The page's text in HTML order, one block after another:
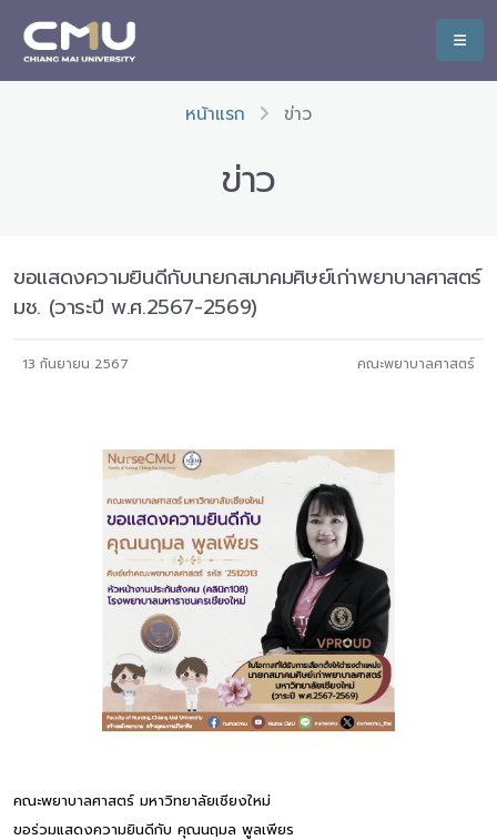
หน้าแรก ข่าว
ข่าว
ขอแสดงความยินดีกับนายกสมาคมศิษย์เก่าพยาบาลศาสตร์
มช. (วาระปี พ.ศ.2567-2569)
13 กันยายน 2567 คณะพยาบาลศาสตร์
คณะพยาบาลศาสตร์ มหาวิทยาลัยเชียงใหม่
ขอร่วมแสดงความยินดีกับ คุณนฤมล พูลเพียร